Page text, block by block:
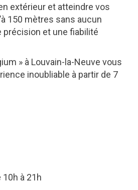
extérieur et atteindre vos
150 mètres sans aucun
précision et une fiabilité
» à Louvain-la-Neuve vous
inoubliable à partir de 7
à 21h